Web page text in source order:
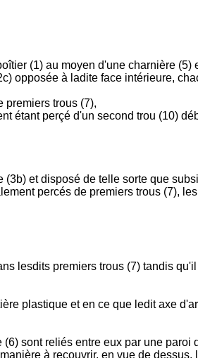
(1) au moyen d'une charnière (5)
opposée à ladite face intérieure,
premiers trous (7),
étant perçé d'un second trou (10)
et disposé de telle sorte que
percés de premiers trous (7),
lesdits premiers trous (7) tandis
plastique et en ce que ledit axe
sont reliés entre eux par une paroi
à recouvrir, en vue de dessus,